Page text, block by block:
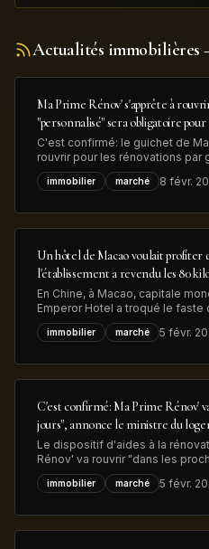
Actualités immobilières
Ma Prime Rénov' s'apprête à
"personnalisé" sera obligatoire
afin de lutter contre la fraude
C'est confirmé: le guichet de
rouvrir pour les rénovations par
dernières, "un rendez-vous
conseiller France Rénov' sera
gouvernement, dans
immobilier marché 8 févr.
Un hôtel de Macao voulait profiter
l'établissement a revendu les 80
sol de son hall d'entrée pour près
En Chine, à Macao, capitale
Emperor Hotel a troqué le faste
confortable plus-value. Les
l'entrée ont été retirés et
transformation
immobilier marché 5 févr.
C'est confirmé: Ma Prime Rénov'
jours", annonce le ministre du
congestionné
Le dispositif d'aides à la
Rénov' va rouvrir "dans les
vote du budget de l'Etat, a
logement. Mais déjà 83.000
nouvelles demandes
immobilier marché 5 févr.